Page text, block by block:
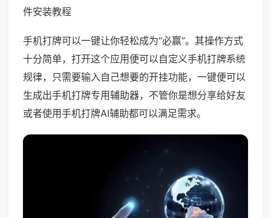
件安装教程
手机打牌可以一键让你轻松成为“必赢”。其操作方式
十分简单，打开这个应用便可以自定义手机打牌系统
规律，只需要输入自己想要的开挂功能，一键便可以
生成出手机打牌专用辅助器，不管你是想分享给好友
或者使用手机打牌AI辅助都可以满足需求。